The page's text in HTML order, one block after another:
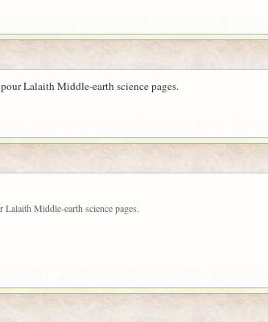
Lalaith Middle-earth science pages.
Lalaith Middle-earth science pages.